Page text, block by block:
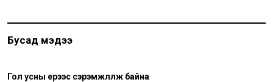
Бусад мэдээ
Гол усны үерээс сэрэмжлүүлж байна